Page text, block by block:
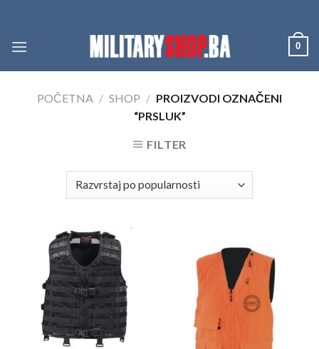
content
0
POČETNA / SHOP / PROIZVODI OZNAČENI
“PRSLUK”
FILTER